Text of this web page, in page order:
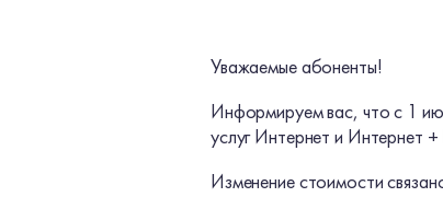
Уважаемые абоненты!
Информируем вас, что с 1
услуг Интернет и Интернет
Изменение стоимости